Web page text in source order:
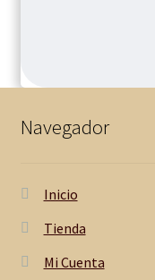
Navegador
Inicio
Tienda
Mi Cuenta